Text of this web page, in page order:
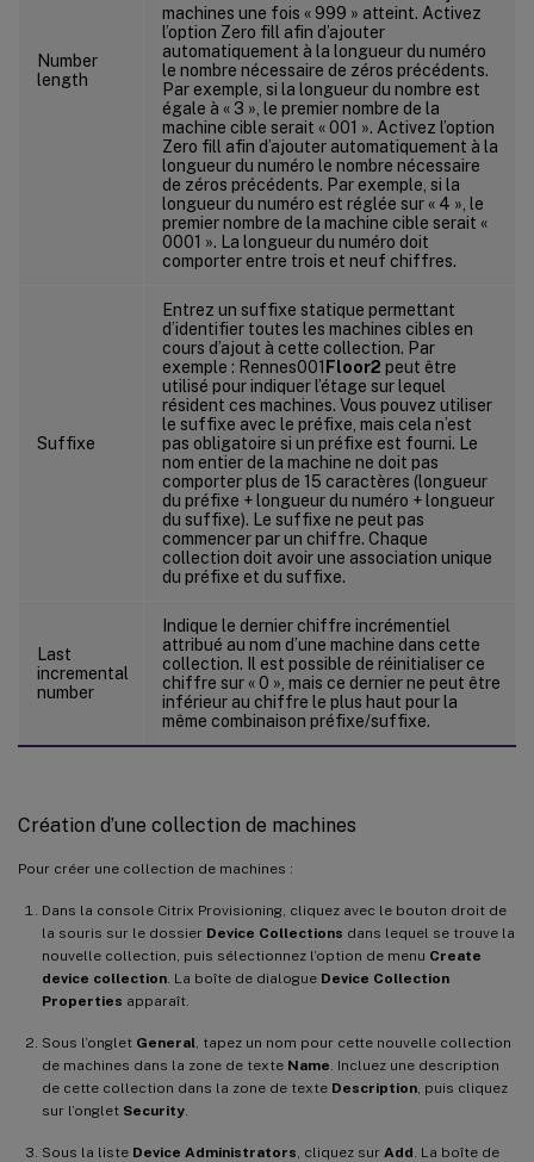
Number
length
machines une fois « 999 » atteint. Activez
l’option Zero fill afin d’ajouter
automatiquement à la longueur du numéro
le nombre nécessaire de zéros précédents.
Par exemple, si la longueur du nombre est
égale à « 3 », le premier nombre de la
machine cible serait « 001 ». Activez l’option
Zero fill afin d’ajouter automatiquement à la
longueur du numéro le nombre nécessaire
de zéros précédents. Par exemple, si la
longueur du numéro est réglée sur « 4 », le
premier nombre de la machine cible serait «
0001 ». La longueur du numéro doit
comporter entre trois et neuf chiffres.
Suffixe
Entrez un suffixe statique permettant
d’identifier toutes les machines cibles en
cours d’ajout à cette collection. Par
exemple : Rennes001 Floor2 peut être
utilisé pour indiquer l’étage sur lequel
résident ces machines. Vous pouvez utiliser
le suffixe avec le préfixe, mais cela n’est
pas obligatoire si un préfixe est fourni. Le
nom entier de la machine ne doit pas
comporter plus de 15 caractères (longueur
du préfixe + longueur du numéro + longueur
du suffixe). Le suffixe ne peut pas
commencer par un chiffre. Chaque
collection doit avoir une association unique
du préfixe et du suffixe.
Last
incremental
number
Indique le dernier chiffre incrémentiel
attribué au nom d’une machine dans cette
collection. Il est possible de réinitialiser ce
chiffre sur « 0 », mais ce dernier ne peut être
inférieur au chiffre le plus haut pour la
même combinaison préfixe/suffixe.
Création d’une collection de machines
Pour créer une collection de machines :
Dans la console Citrix Provisioning, cliquez avec le bouton droit de
la souris sur le dossier Device Collections dans lequel se trouve la
nouvelle collection, puis sélectionnez l’option de menu Create
device collection . La boîte de dialogue Device Collection
Properties apparaît.
Sous l’onglet General , tapez un nom pour cette nouvelle collection
de machines dans la zone de texte Name . Incluez une description
de cette collection dans la zone de texte Description , puis cliquez
sur l’onglet Security
Sous la liste Device Administrators , cliquez sur Add . La boîte de